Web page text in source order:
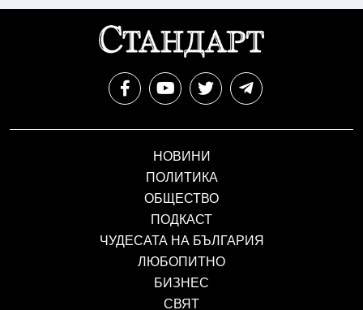
НОВИНИ
ПОЛИТИКА
ОБЩЕСТВО
ПОДКАСТ
ЧУДЕСАТА НА БЪЛГАРИЯ
ЛЮБОПИТНО
БИЗНЕС
СВЯТ